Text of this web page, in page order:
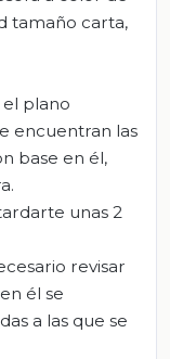
tamaño carta,
el plano
encuentran las
base en él,
unas 2
revisar
él se
a las que se